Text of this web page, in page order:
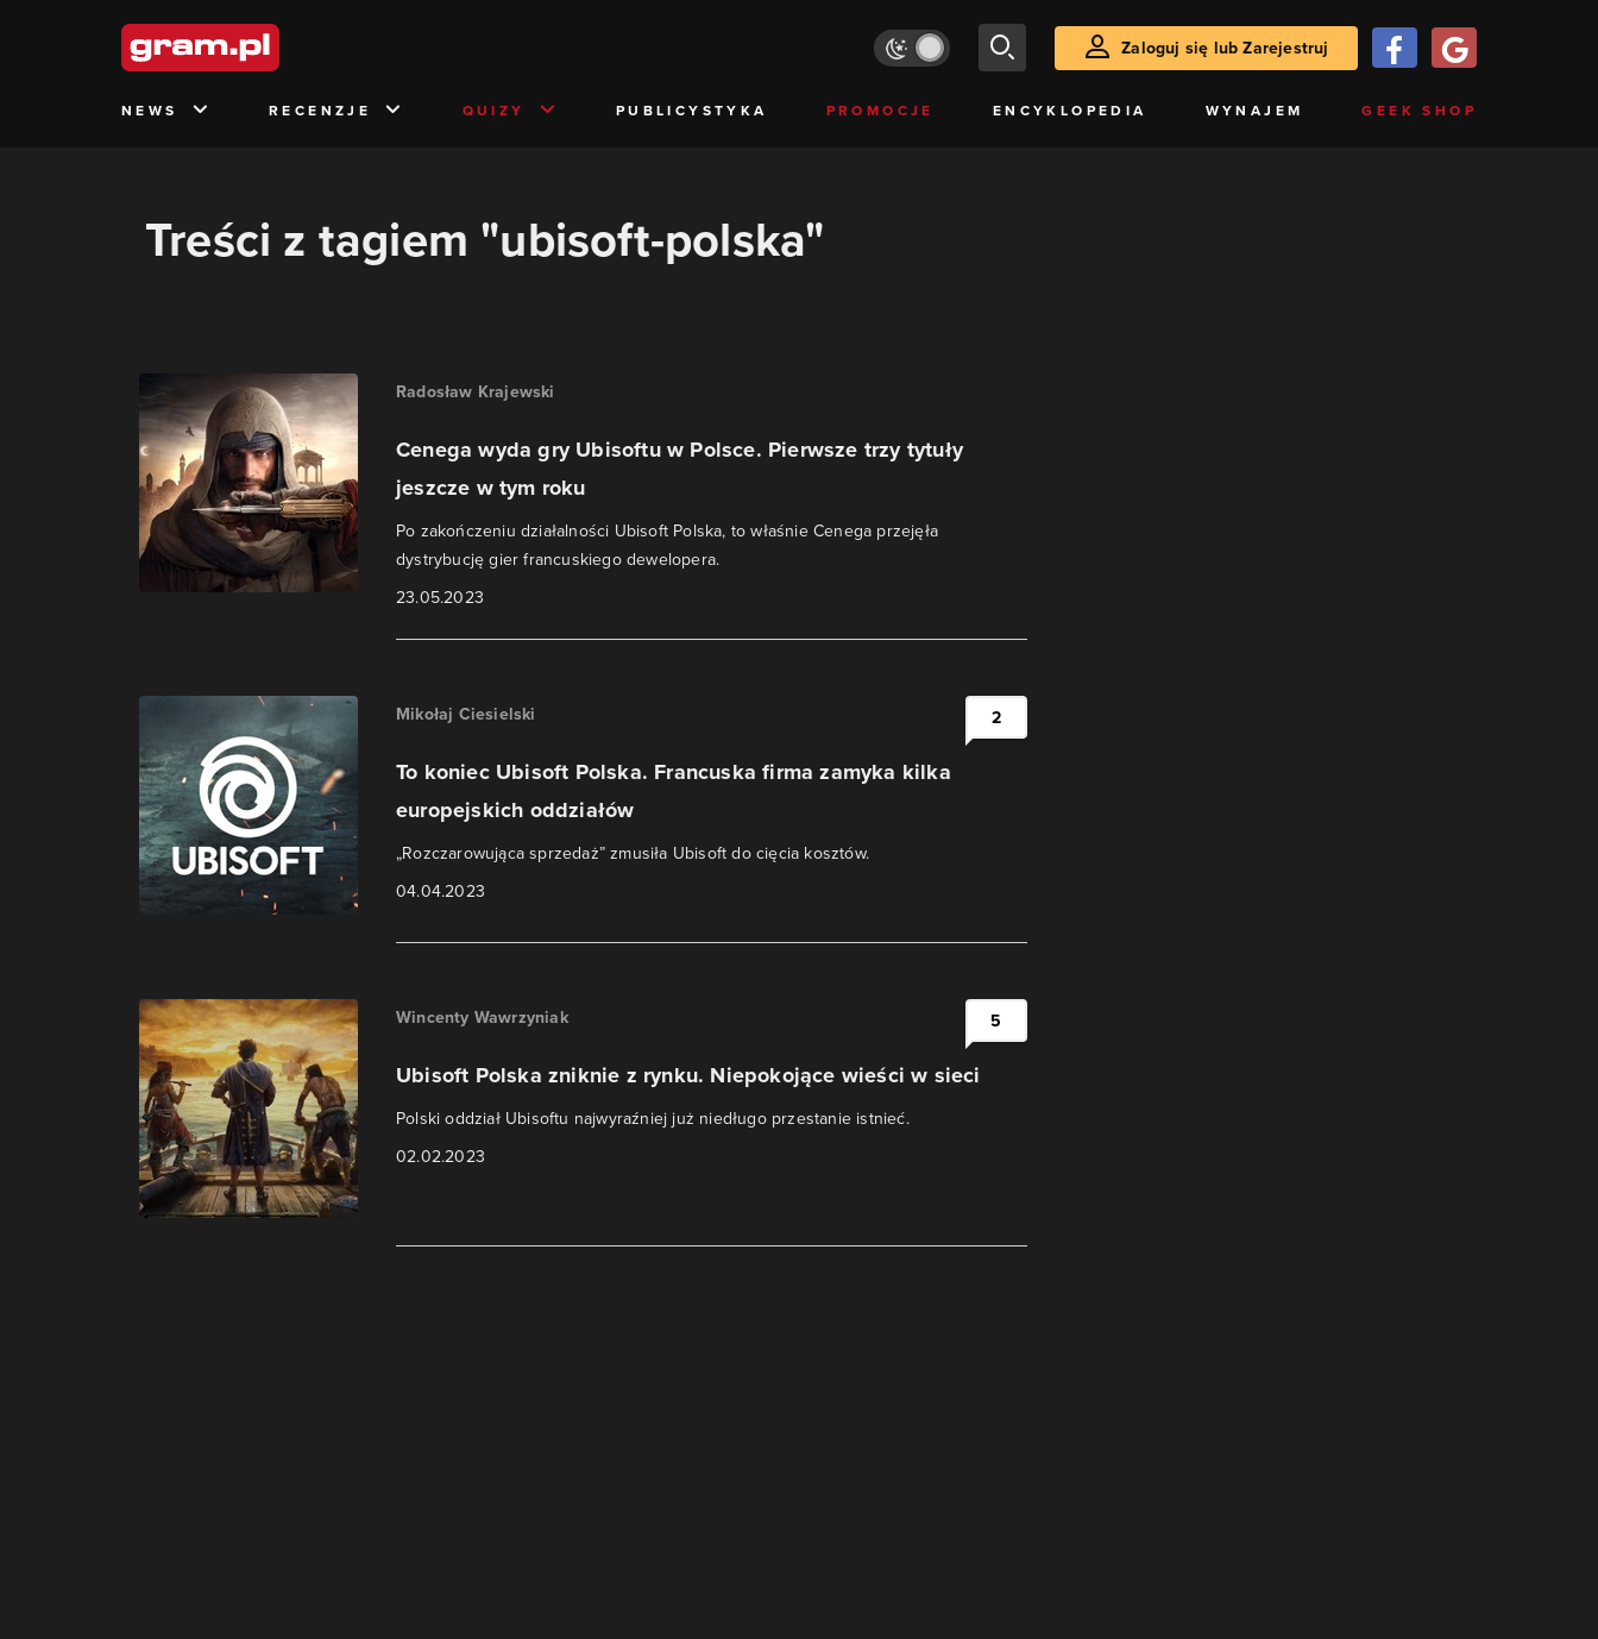
Zaloguj się lub Zarejestruj
NEWS RECENZJE QUIZY PUBLICYSTYKA PROMOCJE ENCYKLOPEDIA WYNAJEM GEEK SHOP
Treści z tagiem "ubisoft-polska"
Radosław Krajewski
Cenega wyda gry Ubisoftu w Polsce. Pierwsze trzy tytuły
jeszcze w tym roku
Po zakończeniu działalności Ubisoft Polska, to właśnie Cenega przejęła
dystrybucję gier francuskiego dewelopera.
23.05.2023
Mikołaj Ciesielski
To koniec Ubisoft Polska. Francuska firma zamyka kilka
europejskich oddziałów
„Rozczarowująca sprzedaż” zmusiła Ubisoft do cięcia kosztów.
04.04.2023
2
Wincenty Wawrzyniak
Ubisoft Polska zniknie z rynku. Niepokojące wieści w sieci
Polski oddział Ubisoftu najwyraźniej już niedługo przestanie istnieć.
02.02.2023
5